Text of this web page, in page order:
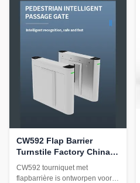
en gecontroleerde
voertuigingangen.
CW592 Flap Barrier
Turnstile Factory China
voor toegangscontrole
van kantoorgebouwen
CW592 tourniquet met
flapbarrière is ontworpen voor